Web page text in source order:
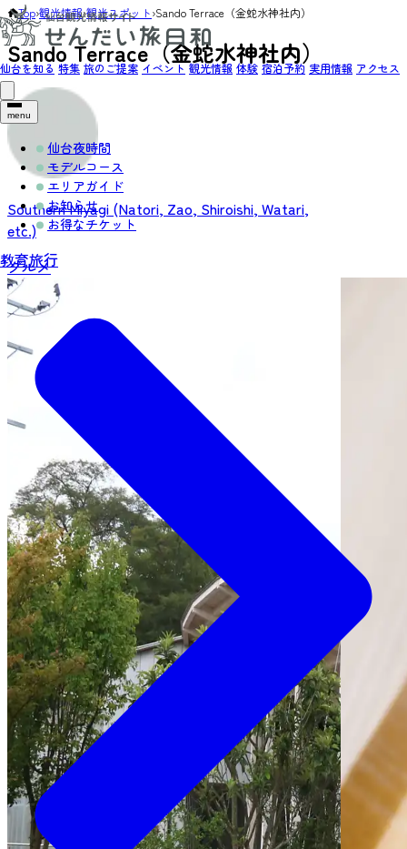
仙台を知る 特集 旅のご提案 イベント 観光情報 体験 宿泊予約 実用情報 アクセス
menu
仙台夜時間
モデルコース
エリアガイド
お知らせ
お得なチケット
教育旅行
Top›観光情報›観光スポット›Sando Terrace（金蛇水神社内）
Sando Terrace（金蛇水神社内）
Southern Miyagi (Natori, Zao, Shiroishi, Watari,
etc.)
グルメ